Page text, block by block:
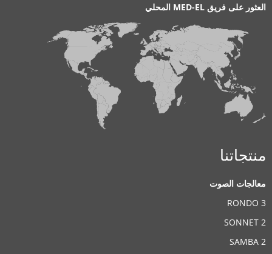
العثور على فريق MED-EL المحلي
منتجاتنا
معالجات الصوت
RONDO 3
SONNET 2
SAMBA 2